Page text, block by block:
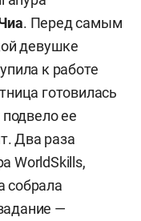
. Перед самым
девушке
к работе
готовилась
подвело ее
Два раза
WorldSkills,
собрала
—